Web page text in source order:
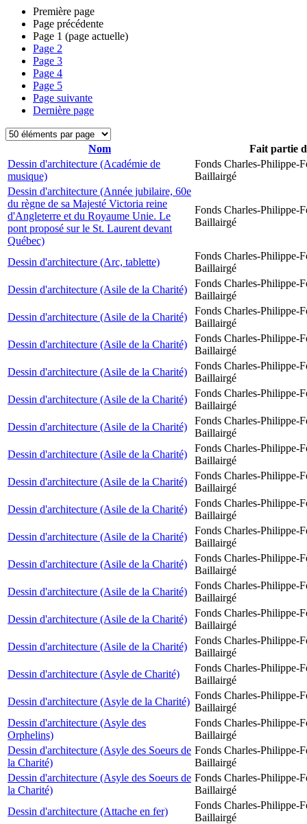
Première page
Page précédente
Page 1 (page actuelle)
Page 2
Page 3
Page 4
Page 5
Page suivante
Dernière page
Nom
Fait partie
Dessin d'architecture (Académie de
musique)
Fonds Charles-Philippe-
Baillairgé
Dessin d'architecture (Année jubilaire, 60e
du règne de sa Majesté Victoria reine
d'Angleterre et du Royaume Unie. Le
pont proposé sur le St. Laurent devant
Québec)
Fonds Charles-Philippe-
Baillairgé
Dessin d'architecture (Arc, tablette)
Fonds Charles-Philippe-
Baillairgé
Dessin d'architecture (Asile de la Charité)
Fonds Charles-Philippe-
Baillairgé
Dessin d'architecture (Asile de la Charité)
Fonds Charles-Philippe-
Baillairgé
Dessin d'architecture (Asile de la Charité)
Fonds Charles-Philippe-
Baillairgé
Dessin d'architecture (Asile de la Charité)
Fonds Charles-Philippe-
Baillairgé
Dessin d'architecture (Asile de la Charité)
Fonds Charles-Philippe-
Baillairgé
Dessin d'architecture (Asile de la Charité)
Fonds Charles-Philippe-
Baillairgé
Dessin d'architecture (Asile de la Charité)
Fonds Charles-Philippe-
Baillairgé
Dessin d'architecture (Asile de la Charité)
Fonds Charles-Philippe-
Baillairgé
Dessin d'architecture (Asile de la Charité)
Fonds Charles-Philippe-
Baillairgé
Dessin d'architecture (Asile de la Charité)
Fonds Charles-Philippe-
Baillairgé
Dessin d'architecture (Asile de la Charité)
Fonds Charles-Philippe-
Baillairgé
Dessin d'architecture (Asile de la Charité)
Fonds Charles-Philippe-
Baillairgé
Dessin d'architecture (Asile de la Charité)
Fonds Charles-Philippe-
Baillairgé
Dessin d'architecture (Asile de la Charité)
Fonds Charles-Philippe-
Baillairgé
Dessin d'architecture (Asyle de Charité)
Fonds Charles-Philippe-
Baillairgé
Dessin d'architecture (Asyle de la Charité)
Fonds Charles-Philippe-
Baillairgé
Dessin d'architecture (Asyle des
Orphelins)
Fonds Charles-Philippe-
Baillairgé
Dessin d'architecture (Asyle des Soeurs de
la Charité)
Fonds Charles-Philippe-
Baillairgé
Dessin d'architecture (Asyle des Soeurs de
la Charité)
Fonds Charles-Philippe-
Baillairgé
Dessin d'architecture (Attache en fer)
Fonds Charles-Philippe-
Baillairgé